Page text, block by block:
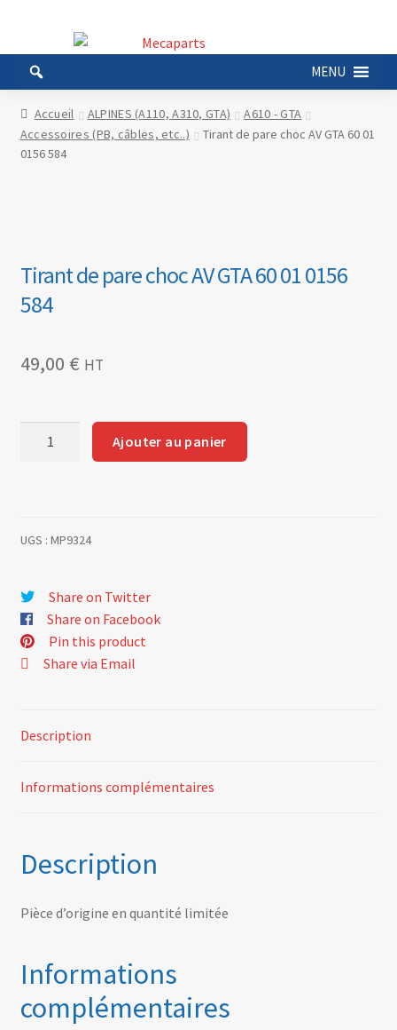
la
navigation
au
contenu
MENU
Accueil ALPINES (A110, A310, GTA)
A610 - GTA
Accessoires (PB, câbles, etc..)
Tirant de pare choc AV GTA 60 01
0156 584
Tirant de pare choc AV GTA 60 01 0156
584
49,00 € HT
choc
GTA
60
01
0156
Ajouter au panier
UGS : MP9324
Share on Twitter
Share on Facebook
Pin this product
Share via Email
Description
Informations complémentaires
Description
Pièce d’origine en quantité limitée
Informations
complémentaires